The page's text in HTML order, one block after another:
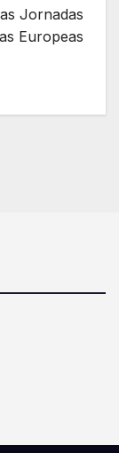
Jornadas
Europeas